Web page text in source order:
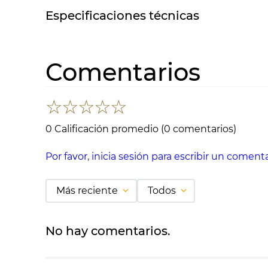
Especificaciones técnicas
Comentarios
☆☆☆☆☆
0 Calificación promedio (0 comentarios)
Por favor, inicia sesión para escribir un
Más reciente Todos
No hay comentarios.